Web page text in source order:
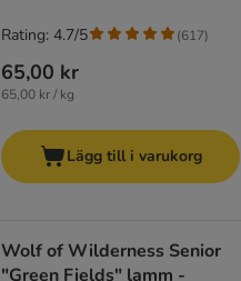
65,00 kr
65,00 kr / kg
Rating: 4.7/5 (617)
Lägg till i varukorg
Wolf of Wilderness Senior
"Green Fields" lamm -